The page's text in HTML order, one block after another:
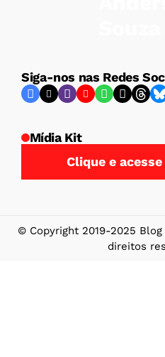
Siga-nos nas Redes
Mídia Kit
Clique e
© Copyright 2019-2025 Blog
direitos